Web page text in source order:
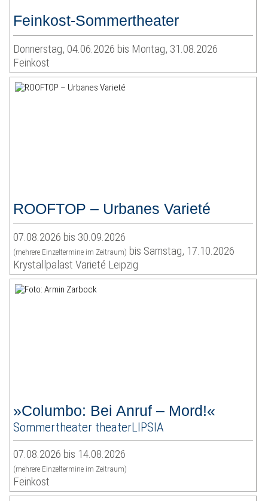
Feinkost-Sommertheater
Donnerstag, 04.06.2026 bis Montag, 31.08.2026
Feinkost
ROOFTOP – Urbanes Varieté
07.08.2026 bis 30.09.2026
(mehrere Einzeltermine im Zeitraum) bis Samstag, 17.10.2026
Krystallpalast Varieté Leipzig
»Columbo: Bei Anruf – Mord!«
Sommertheater theaterLIPSIA
07.08.2026 bis 14.08.2026
(mehrere Einzeltermine im Zeitraum)
Feinkost